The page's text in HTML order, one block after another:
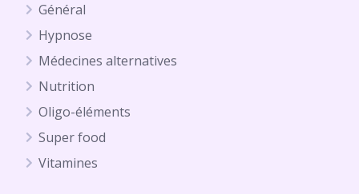
Général
Hypnose
Médecines alternatives
Nutrition
Oligo-éléments
Super food
Vitamines